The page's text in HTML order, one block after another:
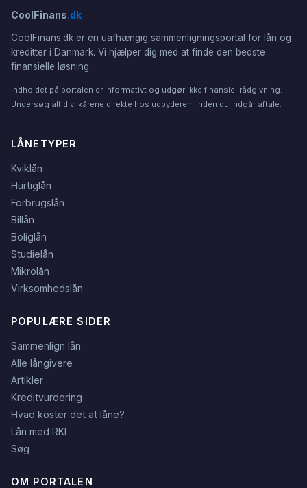
CoolFinans.dk
CoolFinans.dk er en uafhængig sammenligningsportal for lån og
kreditter i Danmark. Vi hjælper dig med at finde den bedste
finansielle løsning.
Indholdet på portalen er informativt og udgør ikke finansiel rådgivning.
Undersøg altid vilkårene direkte hos udbyderen, inden du indgår aftale.
LÅNETYPER
Kviklån
Hurtiglån
Forbrugslån
Billån
Boliglån
Studielån
Mikrolån
Virksomhedslån
POPULÆRE SIDER
Sammenlign lån
Alle långivere
Artikler
Kreditvurdering
Hvad koster det at låne?
Lån med RKI
Søg
OM PORTALEN